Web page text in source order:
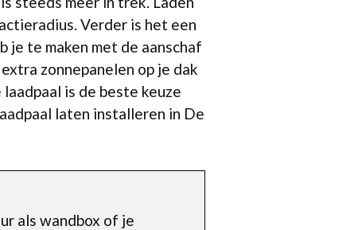
Verder is het een
te maken met de aanschaf
zonnepanelen op je dak
is de beste keuze
laten installeren in De
als wandbox of je